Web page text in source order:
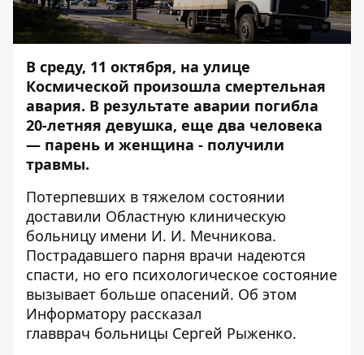
В среду, 11 октября, на улице
Космической произошла смертельная
авария. В результате аварии погибла
20-летняя девушка, еще два человека
— парень и женщина - получили
травмы.
Потерпевших в тяжелом состоянии
доставили Областную клиническую
больницу имени И. И. Мечникова.
Пострадавшего парня врачи надеются
спасти, но его психологическое состояние
вызывает больше опасений. Об этом
Информатору рассказал
главврач больницы Сергей Рыженко.